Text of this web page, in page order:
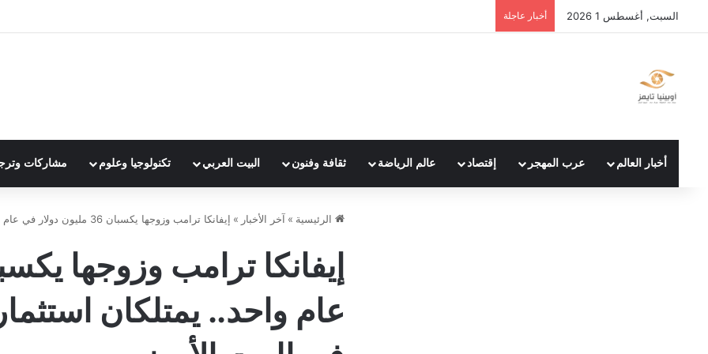
السبت, أغسطس 1 2026 أخبار عاجلة
أخبار العالم عرب المهجر إقتصاد عالم الرياضة ثقافة وفنون البيت العربي تكنولوجيا وعلوم مشاركات
الرئيسية » آخر الأخبار » إيفانكا ترامب وزوجها يكسبان 36 مليون دولار في عام واحد.. يمتلكان استثمارات خاصة رغم العمل في البيت الأبيض
عام واحد.. يمتلكان